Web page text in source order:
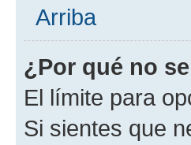
Arriba
¿Por qué no
El límite para
Si sientes que